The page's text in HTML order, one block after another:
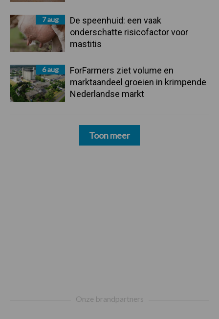
7 aug
De speenhuid: een vaak
onderschatte risicofactor voor
mastitis
6 aug
ForFarmers ziet volume en
marktaandeel groeien in krimpende
Nederlandse markt
Toon meer
Onze brandpartners